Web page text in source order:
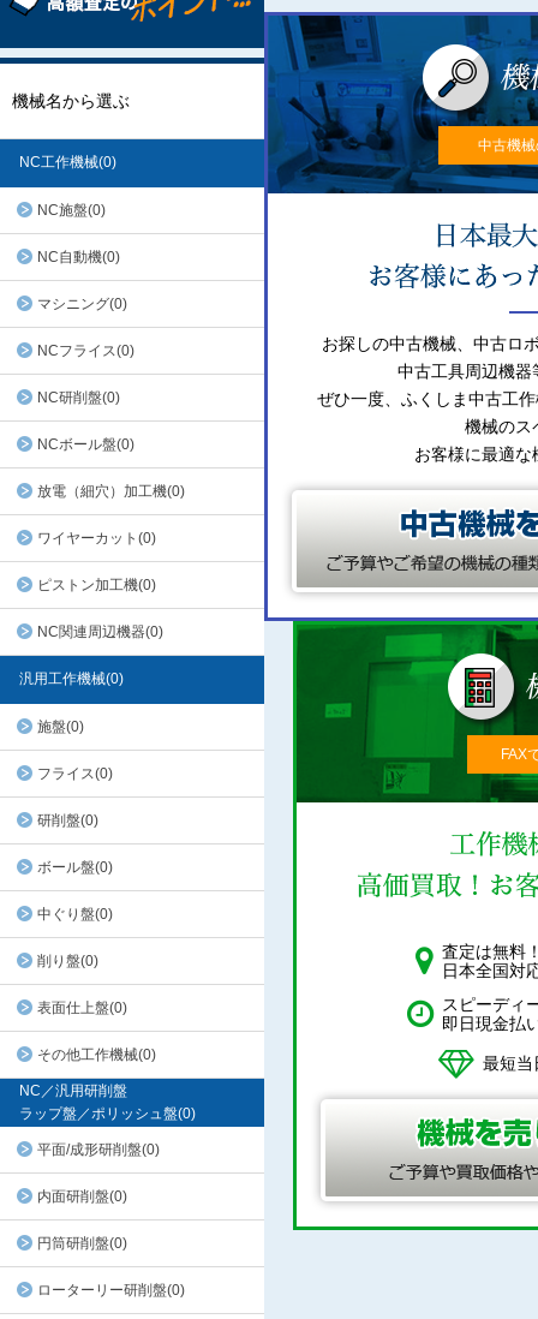
機械名から選ぶ
NC工作機械(0)
NC施盤(0)
NC自動機(0)
マシニング(0)
NCフライス(0)
NC研削盤(0)
NCボール盤(0)
放電（細穴）加工機(0)
ワイヤーカット(0)
ピストン加工機(0)
NC関連周辺機器(0)
汎用工作機械(0)
施盤(0)
フライス(0)
研削盤(0)
ボール盤(0)
中ぐり盤(0)
削り盤(0)
表面仕上盤(0)
その他工作機械(0)
NC／汎用研削盤
ラップ盤／ポリッシュ盤(0)
平面/成形研削盤(0)
内面研削盤(0)
円筒研削盤(0)
ローターリー研削盤(0)
中古機
お探しの中古機械、中古ロ
中古工具周辺機器
ぜひ一度、ふくしま中古工
機械のス
お客様に最適
FAX
査定は無料
日本全国対
スピーディ
即日現金払
最短当